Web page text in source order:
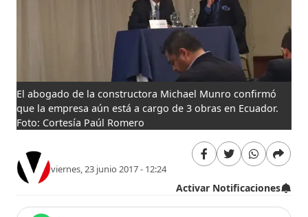
El abogado de la constructora Michael Munro confirmó
que la empresa aún está a cargo de 3 obras en Ecuador.
Foto: Cortesía Paúl Romero
viernes, 23 junio 2017 - 12:24
Activar Notificaciones